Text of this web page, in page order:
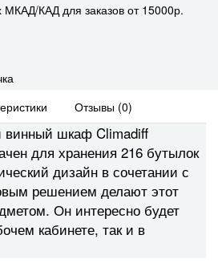
КАД для заказов от 15000р.
Отзывы (0)
винный шкаф Climadiff
для хранения 216 бутылок
дизайн в сочетании с
решением делают этот
Он интересно будет
кабинете, так и в